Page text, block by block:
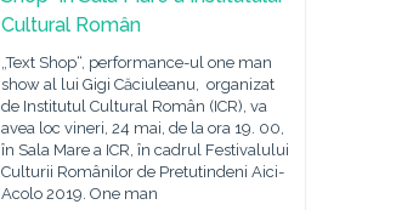
Cultural Român
„Text Shop“, performance-ul one man
show al lui Gigi Căciuleanu, organizat
de Institutul Cultural Român (ICR), va
avea loc vineri, 24 mai, de la ora 19. 00,
în Sala Mare a ICR, în cadrul Festivalului
Culturii Românilor de Pretutindeni Aici-
Acolo 2019. One man